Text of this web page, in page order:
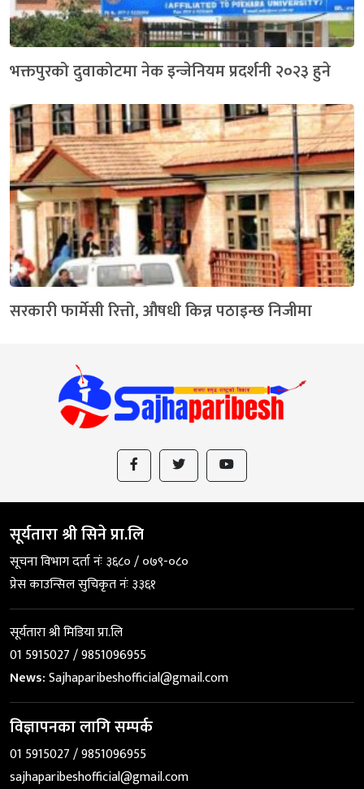
भक्तपुरको दुवाकोटमा नेक इन्जेनियम प्रदर्शनी २०२३ हुने
सरकारी फार्मेसी रित्तो, औषधी किन्न पठाइन्छ निजीमा
सूर्यतारा श्री सिने प्रा.लि
सूचना विभाग दर्ता नंः ३६८० / ०७९-०८०
प्रेस काउन्सिल सुचिकृत नंः ३३६१
सूर्यतारा श्री मिडिया प्रा.लि
01 5915027 / 9851096955
News:Sajhaparibeshofficial@gmail.com
विज्ञापनका लागि सम्पर्क
01 5915027 / 9851096955
sajhaparibeshofficial@gmail.com